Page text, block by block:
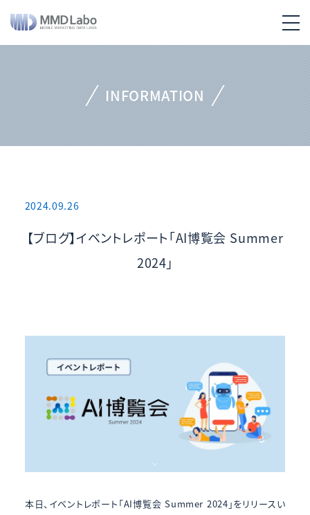
INFORMATION
2024.09.26
【ブログ】イベントレポート「AI博覧会 Summer
2024」
本日、イベントレポート「AI博覧会 Summer 2024」をリリースい